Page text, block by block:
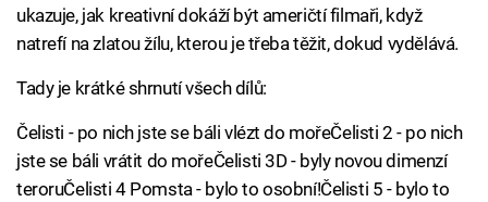
ukazuje, jak kreativní dokáží být američtí filmaři, když
natrefí na zlatou žílu, kterou je třeba těžit, dokud vydělává.
Tady je krátké shrnutí všech dílů:
Čelisti - po nich jste se báli vlézt do mořeČelisti 2 - po nich
jste se báli vrátit do mořeČelisti 3D - byly novou dimenzí
teroruČelisti 4 Pomsta - bylo to osobní!Čelisti 5 - bylo to